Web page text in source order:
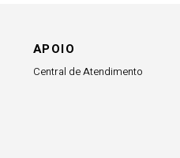
APOIO
Central de Atendimento